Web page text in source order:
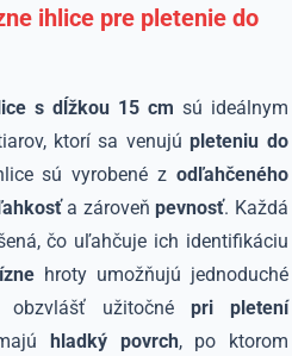
ihlice pre pletenie do
s dĺžkou 15 cm sú ideálnym
ktorí sa venujúpleteniu do
sú vyrobené z odľahčeného
a zároveňpevnosť. Každá
čo uľahčuje ich identifikáciu
hroty umožňujú jednoduché
užitočné pri pletení
hladký povrch, po ktorom